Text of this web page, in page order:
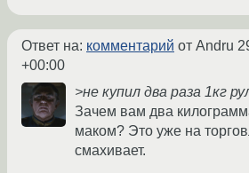
Ответ на: комментарий от Andru
+00:00
>не купил два раза 1кг
Зачем вам два
маком? Это уже на
смахивает.